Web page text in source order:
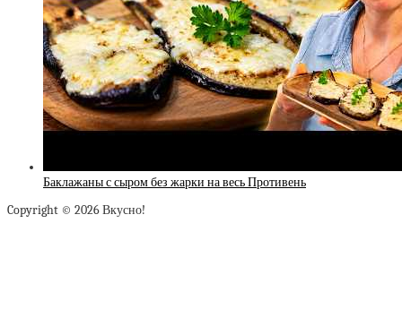
Баклажаны с сыром без жарки на весь Противень
Copyright © 2026 Вкусно!